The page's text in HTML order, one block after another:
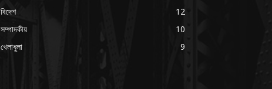
বিদেশ
12
সম্পাদকীয়
10
খেলাধুলা
9